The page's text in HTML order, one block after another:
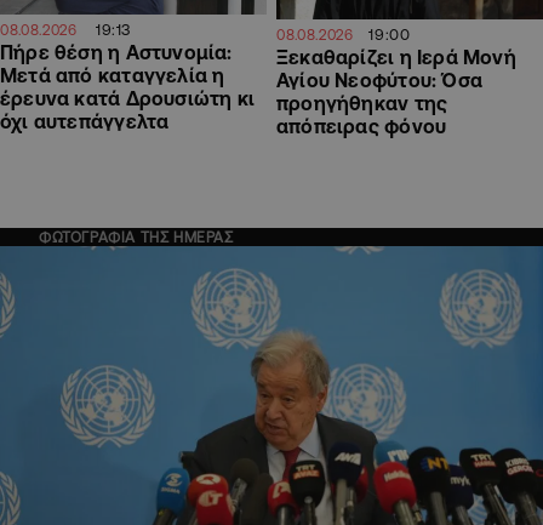
08.08.2026 19:13
Πήρε θέση η Αστυνομία:
Μετά από καταγγελία η
έρευνα κατά Δρουσιώτη κι
όχι αυτεπάγγελτα
08.08.2026 19:00
Ξεκαθαρίζει η Ιερά Μονή
Αγίου Νεοφύτου: Όσα
προηγήθηκαν της
απόπειρας φόνου
ΦΩΤΟΓΡΑΦΙΑ ΤΗΣ ΗΜΕΡΑΣ